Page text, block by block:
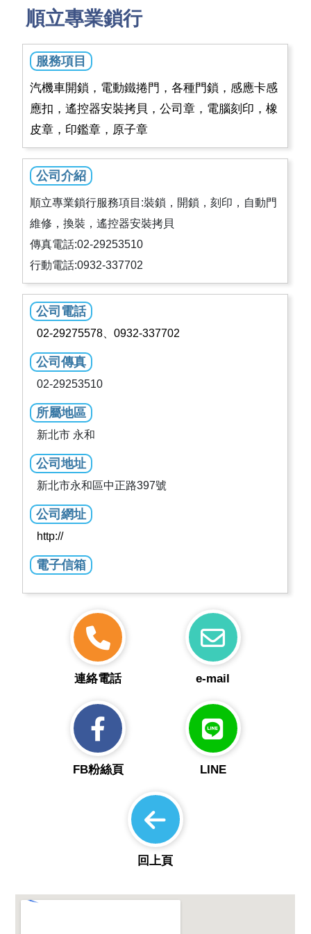
順立專業鎖行
服務項目
汽機車開鎖，電動鐵捲門，各種門鎖，感應卡感
應扣，遙控器安裝拷貝，公司章，電腦刻印，橡
皮章，印鑑章，原子章
公司介紹
順立專業鎖行服務項目:裝鎖，開鎖，刻印，自動門
維修，換裝，遙控器安裝拷貝
傳真電話:02-29253510
行動電話:0932-337702
公司電話
02-29275578、0932-337702
公司傳真
02-29253510
所屬地區
新北市 永和
公司地址
新北市永和區中正路397號
公司網址
http://
電子信箱
連絡電話 e-mail
FB粉絲頁 LINE
回上頁